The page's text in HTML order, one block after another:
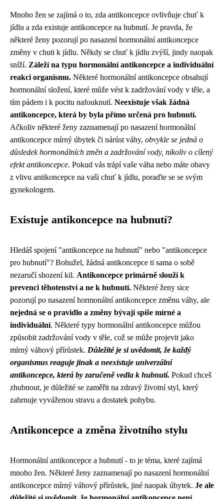
Mnoho žen se zajímá o to, zda antikoncepce ovlivňuje chuť k
jídlu a zda existuje antikoncepce na hubnutí. Je pravda, že
některé ženy pozorují po nasazení hormonální antikoncepce
změny v chuti k jídlu. Někdy se chuť k jídlu zvýší, jindy naopak
sníží. Záleží na typu hormonální antikoncepce a individuální
reakci organismu. Některé hormonální antikoncepce obsahují
hormonální složení, které může vést k zadržování vody v těle, a
tím pádem i k pocitu nafouknutí. Neexistuje však žádná
antikoncepce, která by byla přímo určená pro hubnutí.
Ačkoliv některé ženy zaznamenají po nasazení hormonální
antikoncepce mírný úbytek či nárůst váhy, obvykle se jedná o
důsledek hormonálních změn a zadržování vody, nikoliv o cílený
efekt antikoncepce. Pokud vás trápí vaše váha nebo máte obavy
z vlivu antikoncepce na vaši chuť k jídlu, poraďte se se svým
gynekologem.
Existuje antikoncepce na hubnutí?
Hledáš spojení "antikoncepce na hubnutí" nebo "antikoncepce
pro hubnutí"? Bohužel, žádná antikoncepce ti sama o sobě
nezaručí shození kil. Antikoncepce primárně slouží k
prevenci těhotenství a ne k hubnutí. Některé ženy sice
pozorují po nasazení hormonální antikoncepce změnu váhy, ale
nejedná se o pravidlo a změny bývají spíše mírné a
individuální. Některé typy hormonální antikoncepce můžou
způsobit zadržování vody v těle, což se může projevit jako
mírný váhový přírůstek. Důležité je si uvědomit, že každý
organismus reaguje jinak a neexistuje univerzální
antikoncepce, která by zaručeně vedla k hubnutí. Pokud chceš
zhubnout, je důležité se zaměřit na zdravý životní styl, který
zahrnuje vyváženou stravu a dostatek pohybu.
Antikoncepce a změna životního stylu
Hormonální antikoncepce a hubnutí - to je téma, které zajímá
mnoho žen. Některé ženy zaznamenají po nasazení hormonální
antikoncepce mírný váhový přírůstek, jiné naopak úbytek. Je ale